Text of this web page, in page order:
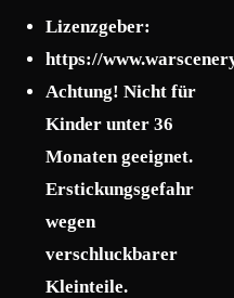
Lizenzgeber:
https://
Achtung! Nicht für
Kinder unter 36
Monaten geeignet.
Erstickungsgefahr
wegen
verschluckbarer
Kleinteile.